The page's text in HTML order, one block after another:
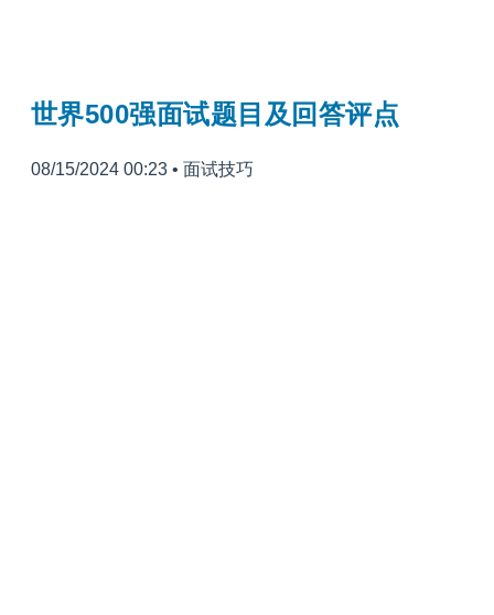
世界500强面试题目及回答评点
08/15/2024 00:23 • 面试技巧